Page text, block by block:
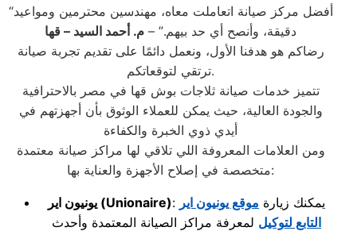
“أفضل مركز صيانة اتعاملت معاه، مهندسين محترمين ومواعيد
دقيقة، وأنصح أي حد بيهم.” – م. أحمد السيد – قها
رضاكم هو هدفنا الأول، ونعمل دائمًا على تقديم تجربة صيانة
ترتقي لتوقعاتكم.
تتميز خدمات صيانة ثلاجات بوش قها في مصر بالاحترافية
والجودة العالية، حيث يمكن للعملاء الوثوق بأن أجهزتهم في
أيدي ذوي الخبرة والكفاءة
ومن العلامات المعروفة اللي تلاقي لها مراكز صيانة معتمدة
متخصصة في إصلاح الأجهزة والعناية بها:
يونيون اير (Unionaire) : يمكنك زيارة موقع يونيون اير
التابع لتوكيل لمعرفة مراكز الصيانة المعتمدة وأحدث